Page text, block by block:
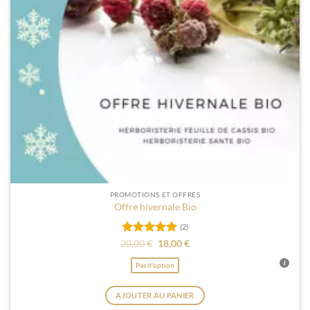
choisies
sur
la
page
du
PROMOTIONS ET OFFRES
Offre hivernale Bio
Note5 sur
(2)
20,00€ Le
prix
initial
était :
18,00€Le
Pas d'option
AJOUTER AU PANIER